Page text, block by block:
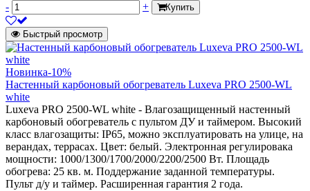
-
+ Купить
Быстрый просмотр
Новинка-10%
Настенный карбоновый обогреватель Luxeva PRO 2500-WL
white
Luxeva PRO 2500-WL white - Влагозащищенный настенный
карбоновый обогреватель с пультом ДУ и таймером. Высокий
класс влагозащиты: IP65, можно эксплуатировать на улице, на
верандах, террасах. Цвет: белый. Электронная регулировака
мощности: 1000/1300/1700/2000/2200/2500 Вт. Площадь
обогрева: 25 кв. м. Поддержание заданной температуры.
Пульт д/у и таймер. Расширенная гарантия 2 года.